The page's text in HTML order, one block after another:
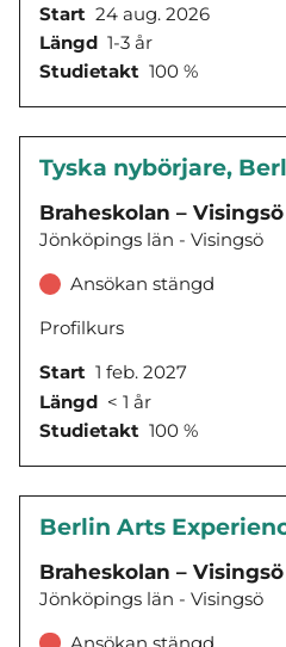
Start 24 aug. 2026
Längd 1-3 år
Studietakt 100 %
Tyska nybörjare,
Braheskolan –
Jönköpings län - Visingsö
Ansökan stängd
Profilkurs
Start 1 feb. 2027
Längd < 1 år
Studietakt 100 %
Berlin Arts
Braheskolan –
Jönköpings län - Visingsö